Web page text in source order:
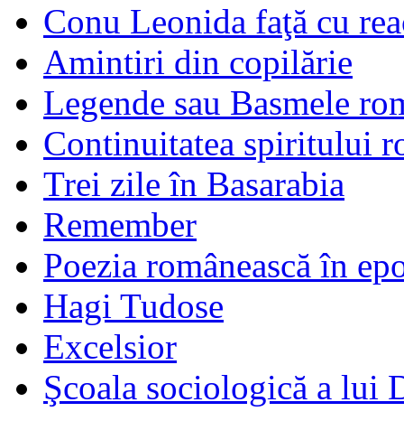
Conu Leonida faţă cu
Amintiri din copilărie
Legende sau Basmele
Continuitatea spiritului
Trei zile în Basarabia
Remember
Poezia românească în
Hagi Tudose
Excelsior
Şcoala sociologică a lui